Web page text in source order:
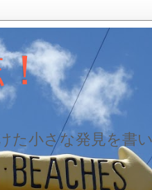
小さな発見を書い